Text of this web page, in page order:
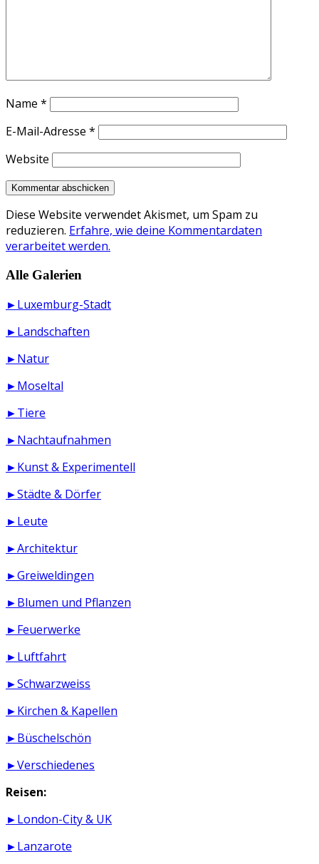
Name *
E-Mail-Adresse *
Website
Diese Website verwendet Akismet, um Spam zu
reduzieren. Erfahre, wie deine Kommentardaten
verarbeitet werden.
Alle Galerien
►Luxemburg-Stadt
►Landschaften
►Natur
►Moseltal
►Tiere
►Nachtaufnahmen
►Kunst & Experimentell
►Städte & Dörfer
►Leute
►Architektur
►Greiweldingen
►Blumen und Pflanzen
►Feuerwerke
►Luftfahrt
►Schwarzweiss
►Kirchen & Kapellen
►Büschelschön
►Verschiedenes
Reisen:
►London-City & UK
►Lanzarote